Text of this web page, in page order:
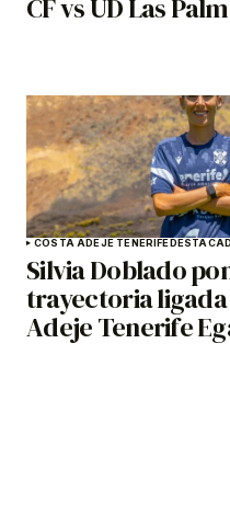
CF vs UD Las
COSTA ADEJE TENERIFE
Silvia Doblado
trayectoria ligada
Adeje Tenerife